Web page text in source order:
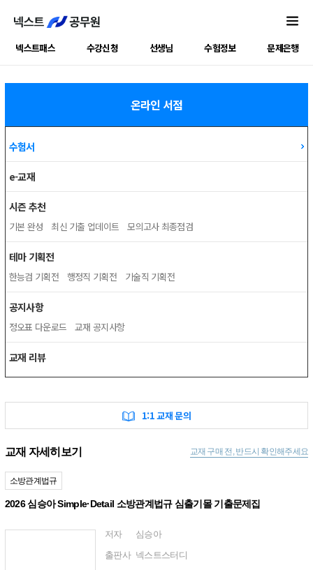
넥스트패스 수강신청 선생님 수험정보 문제은행
온라인 서점
수험서
e-교재
시즌 추천
기본 완성 최신 기출 업데이트 모의고사 최종점검
테마 기획전
한능검 기획전 행정직 기획전 기술직 기획전
공지사항
정오표 다운로드 교재 공지사항
교재 리뷰
1:1 교재 문의
교재 자세히보기 교재 구매 전, 반드시 확인해주세요
소방관계법규
2026 심승아 Simple·Detail 소방관계법규 심출기몰 기출문제집
저자 심승아
출판사 넥스트스터디